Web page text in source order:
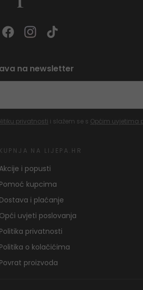
na newsletter
privatnosti i slažem se s Općim uvjetima
KUPNJA NA LIJEPA.HR
i popusti
Pomoć kupcima
Dostava i plaćanje
Opći uvjeti poslovanja
Politika privatnosti
Politika o kolačićima
Povrat proizvoda